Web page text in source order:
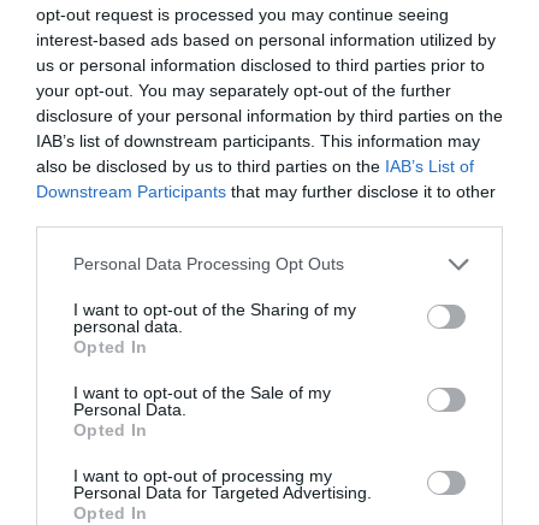
opt-out request is processed you may continue seeing
interest-based ads based on personal information utilized by
us or personal information disclosed to third parties prior to
your opt-out. You may separately opt-out of the further
disclosure of your personal information by third parties on the
IAB’s list of downstream participants. This information may
also be disclosed by us to third parties on the IAB’s List of
Downstream Participants that may further disclose it to other
Personal Data Processing Opt Outs
I want to opt-out of the Sharing of my
personal data.
Opted In
I want to opt-out of the Sale of my
Personal Data.
Opted In
I want to opt-out of processing my
Personal Data for Targeted Advertising.
Opted In